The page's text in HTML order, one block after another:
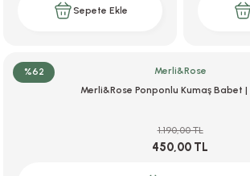
Sepete Ekle
%62
Merli&Rose
Merli&Rose Ponponlu Kumaş Babet
450,00 TL
1.190,00 TL